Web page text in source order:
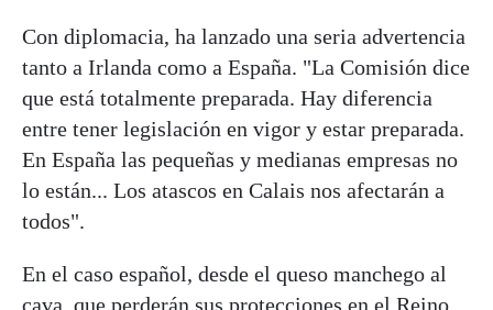
Con diplomacia, ha lanzado una seria advertencia
tanto a Irlanda como a España. "La Comisión dice
que está totalmente preparada. Hay diferencia
entre tener legislación en vigor y estar preparada.
En España las pequeñas y medianas empresas no
lo están... Los atascos en Calais nos afectarán a
todos".
En el caso español, desde el queso manchego al
cava, que perderán sus protecciones en el Reino